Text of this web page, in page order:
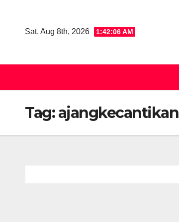
Sat. Aug 8th, 2026 1:42:06 AM
Tag:ajangkecantikan